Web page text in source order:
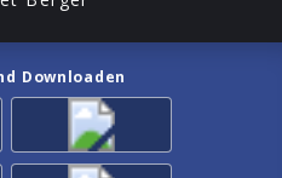
Downloaden